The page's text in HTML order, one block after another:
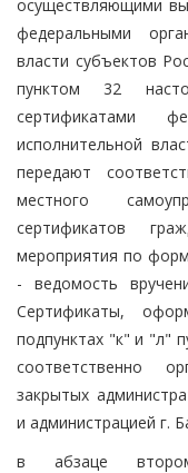
осуществляющими
федеральными
власти субъектов
пунктом 32
сертификатами
исполнительной
передают
местного
сертификатов
мероприятия по
- ведомость
Сертификаты,
подпунктах "к" и "л"
соответственно
закрытых
и администрацией г.
в абзаце